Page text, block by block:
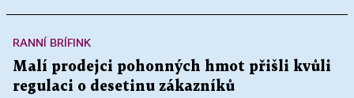
RANNÍ BRÍFINK
Malí prodejci pohonných hmot přišli kvůli
regulaci o desetinu zákazníků